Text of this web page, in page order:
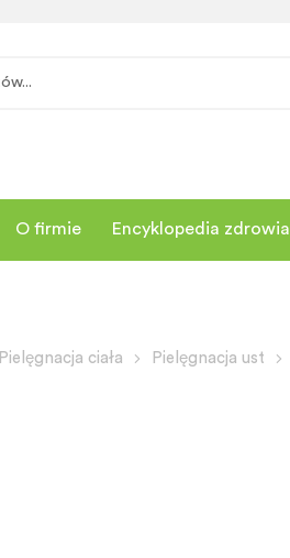
O firmie Encyklopedia zdrowia
Pielęgnacja ciała Pielęgnacja ust